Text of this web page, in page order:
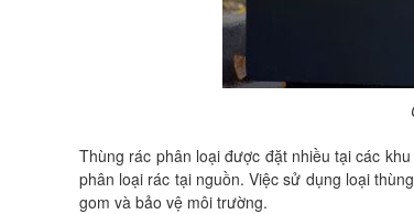
Thùng rác phân loại được đặt nhiều tại các
phân loại rác tại nguồn. Việc sử dụng loại
gom và bảo vệ môi trường.